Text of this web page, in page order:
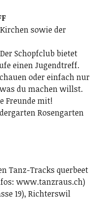
sowie der
Schopfclub bietet
einen Jugendtreff.
oder einfach nur
du machen willst.
Freunde mit!
Rosengarten
Tanz-Tracks querbeet
www.tanzraus.ch)
19), Richterswil